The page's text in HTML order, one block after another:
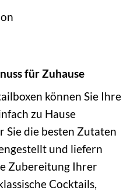
für Zuhause
können Sie Ihre
zu Hause
Sie die besten Zutaten
und liefern
Zubereitung Ihrer
Cocktails,